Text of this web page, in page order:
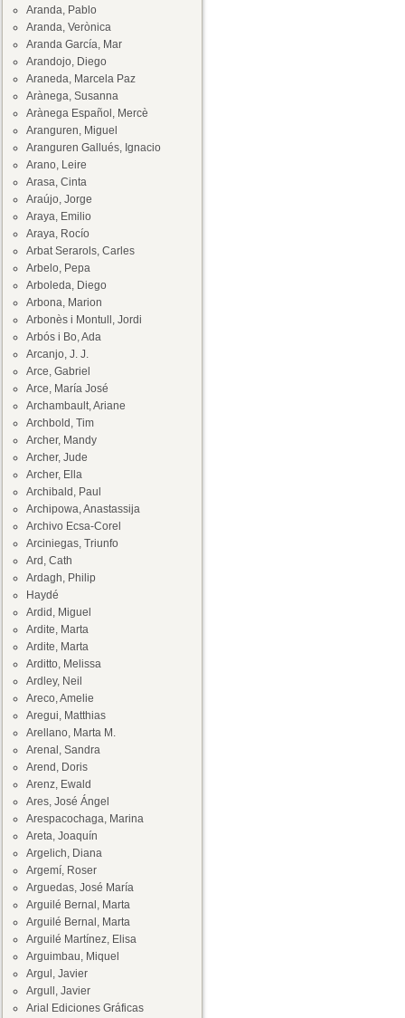
Aranda, Pablo
Aranda, Verònica
Aranda García, Mar
Arandojo, Diego
Araneda, Marcela Paz
Arànega, Susanna
Arànega Español, Mercè
Aranguren, Miguel
Aranguren Gallués, Ignacio
Arano, Leire
Arasa, Cinta
Araújo, Jorge
Araya, Emilio
Araya, Rocío
Arbat Serarols, Carles
Arbelo, Pepa
Arboleda, Diego
Arbona, Marion
Arbonès i Montull, Jordi
Arbós i Bo, Ada
Arcanjo, J. J.
Arce, Gabriel
Arce, María José
Archambault, Ariane
Archbold, Tim
Archer, Mandy
Archer, Jude
Archer, Ella
Archibald, Paul
Archipowa, Anastassija
Archivo Ecsa-Corel
Arciniegas, Triunfo
Ard, Cath
Ardagh, Philip
Haydé
Ardid, Miguel
Ardite, Marta
Ardite, Marta
Arditto, Melissa
Ardley, Neil
Areco, Amelie
Aregui, Matthias
Arellano, Marta M.
Arenal, Sandra
Arend, Doris
Arenz, Ewald
Ares, José Ángel
Arespacochaga, Marina
Areta, Joaquín
Argelich, Diana
Argemí, Roser
Arguedas, José María
Arguilé Bernal, Marta
Arguilé Bernal, Marta
Arguilé Martínez, Elisa
Arguimbau, Miquel
Argul, Javier
Argull, Javier
Arial Ediciones Gráficas